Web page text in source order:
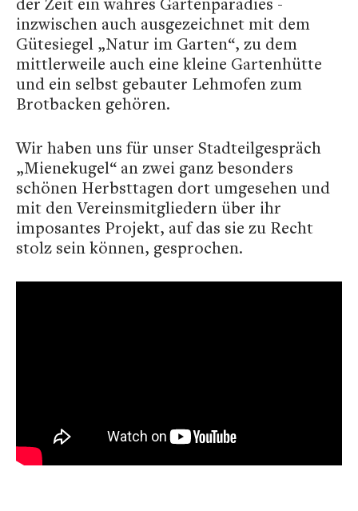
inzwischen auch ausgezeichnet mit dem
Gütesiegel „Natur im Garten“, zu dem
mittlerweile auch eine kleine Gartenhütte
und ein selbst gebauter Lehmofen zum
Brotbacken gehören.
Wir haben uns für unser Stadteilgespräch
„Mienekugel“ an zwei ganz besonders
schönen Herbsttagen dort umgesehen und
mit den Vereinsmitgliedern über ihr
imposantes Projekt, auf das sie zu Recht
stolz sein können, gesprochen.